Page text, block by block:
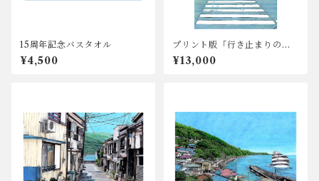
15周年記念バスタオル
¥4,500
プリント版「行き止まりの先
は海」
¥13,000